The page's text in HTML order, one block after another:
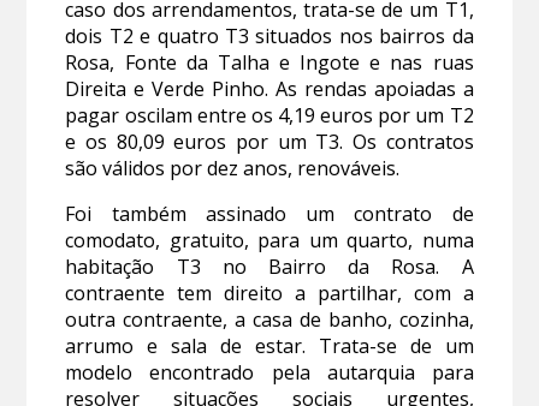
caso dos arrendamentos, trata-se de um T1,
dois T2 e quatro T3 situados nos bairros da
Rosa, Fonte da Talha e Ingote e nas ruas
Direita e Verde Pinho. As rendas apoiadas a
pagar oscilam entre os 4,19 euros por um T2
e os 80,09 euros por um T3. Os contratos
são válidos por dez anos, renováveis.
Foi também assinado um contrato de
comodato, gratuito, para um quarto, numa
habitação T3 no Bairro da Rosa. A
contraente tem direito a partilhar, com a
outra contraente, a casa de banho, cozinha,
arrumo e sala de estar. Trata-se de um
modelo encontrado pela autarquia para
resolver situações sociais urgentes,